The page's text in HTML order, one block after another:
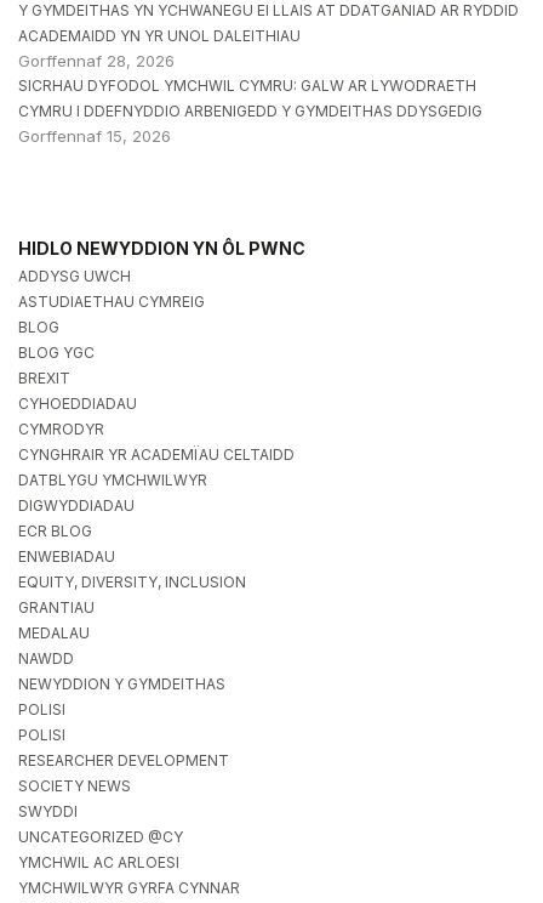
Y GYMDEITHAS YN YCHWANEGU EI LLAIS AT DDATGANIAD AR RYDDID
ACADEMAIDD YN YR UNOL DALEITHIAU
Gorffennaf 28, 2026
SICRHAU DYFODOL YMCHWIL CYMRU: GALW AR LYWODRAETH
CYMRU I DDEFNYDDIO ARBENIGEDD Y GYMDEITHAS DDYSGEDIG
Gorffennaf 15, 2026
HIDLO NEWYDDION YN ÔL PWNC
ADDYSG UWCH
ASTUDIAETHAU CYMREIG
BLOG
BLOG YGC
BREXIT
CYHOEDDIADAU
CYMRODYR
CYNGHRAIR YR ACADEMÏAU CELTAIDD
DATBLYGU YMCHWILWYR
DIGWYDDIADAU
ECR BLOG
ENWEBIADAU
EQUITY, DIVERSITY, INCLUSION
GRANTIAU
MEDALAU
NAWDD
NEWYDDION Y GYMDEITHAS
POLISI
POLISI
RESEARCHER DEVELOPMENT
SOCIETY NEWS
SWYDDI
UNCATEGORIZED @CY
YMCHWIL AC ARLOESI
YMCHWILWYR GYRFA CYNNAR